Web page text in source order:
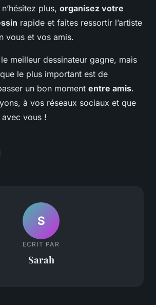
plus, organisez votre
rapide et faites ressortir l’artiste
vous et vos amis.
meilleur dessinateur gagne, mais
le plus important est de
un bon moment entre amis.
à vos réseaux sociaux et que
vous !
S
ECRIT PAR
Sarah